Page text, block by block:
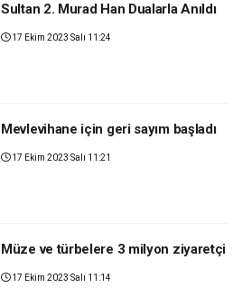
Sultan 2. Murad Han Dualarla Anıldı
17 Ekim 2023 Salı 11:24
Mevlevihane için geri sayım başladı
17 Ekim 2023 Salı 11:21
Müze ve türbelere 3 milyon ziyaretçi
17 Ekim 2023 Salı 11:14